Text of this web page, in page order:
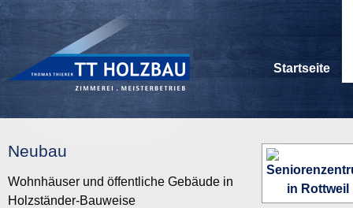
Startseite
Neubau
Wohnhäuser und öffentliche Gebäude in
Holzständer-Bauweise